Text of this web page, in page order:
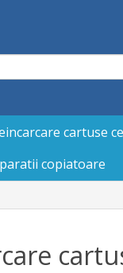
cartuse
copiatoare